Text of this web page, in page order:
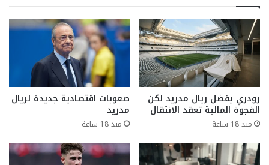
رودري يفضل ريال مدريد لكن
الفجوة المالية تعقد الانتقال
منذ 18 ساعة
صعوبات اقتصادية جديدة لريال
مدريد
منذ 18 ساعة